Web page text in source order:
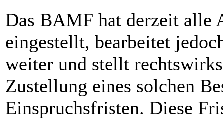
Das BAMF hat derzeit alle
eingestellt, bearbeitet
weiter und stellt
Zustellung eines solchen
Einspruchsfristen. Diese